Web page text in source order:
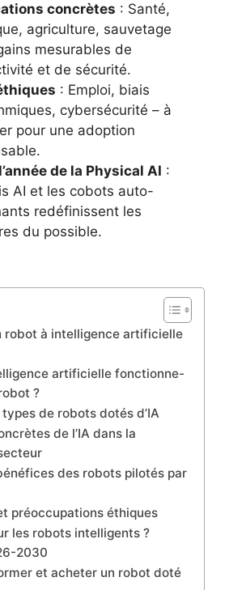
concrètes : Santé,
agriculture, sauvetage
mesurables de
et de sécurité.
: Emploi, biais
cybersécurité – à
pour une adoption
de la Physical AI :
AI et les cobots auto-
redéfinissent les
du possible.
robot à intelligence artificielle
artificielle fonctionne-
?
de robots dotés d’IA
de l’IA dans la
des robots pilotés par
préoccupations éthiques
les robots intelligents ?
2030
et acheter un robot doté